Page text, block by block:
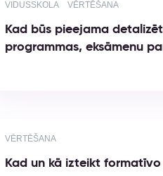
VIDUSSKOLA VĒRTĒŠANA
Kad būs pieejama
programmas, eksāmenu
VĒRTĒŠANA
Kad un kā izteikt